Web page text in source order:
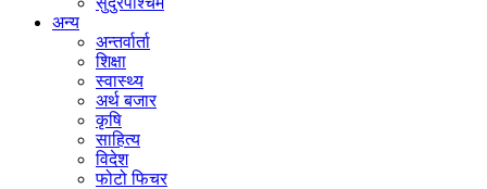
अन्य
अन्तर्वार्ता
शिक्षा
स्वास्थ्य
अर्थ बजार
कृषि
साहित्य
विदेश
फोटो फिचर